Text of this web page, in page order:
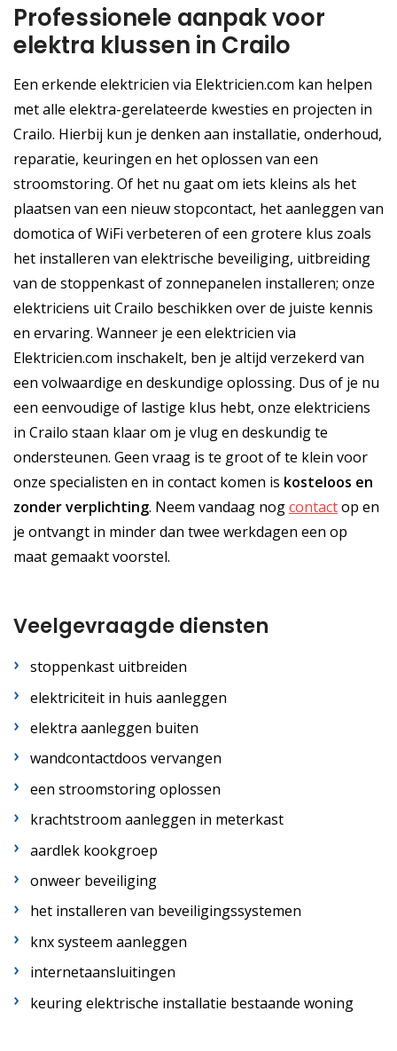
Professionele aanpak voor
elektra klussen in Crailo
Een erkende elektricien via Elektricien.com kan helpen
met alle elektra-gerelateerde kwesties en projecten in
Crailo. Hierbij kun je denken aan installatie, onderhoud,
reparatie, keuringen en het oplossen van een
stroomstoring. Of het nu gaat om iets kleins als het
plaatsen van een nieuw stopcontact, het aanleggen van
domotica of WiFi verbeteren of een grotere klus zoals
het installeren van elektrische beveiliging, uitbreiding
van de stoppenkast of zonnepanelen installeren; onze
elektriciens uit Crailo beschikken over de juiste kennis
en ervaring. Wanneer je een elektricien via
Elektricien.com inschakelt, ben je altijd verzekerd van
een volwaardige en deskundige oplossing. Dus of je nu
een eenvoudige of lastige klus hebt, onze elektriciens
in Crailo staan klaar om je vlug en deskundig te
ondersteunen. Geen vraag is te groot of te klein voor
onze specialisten en in contact komen is kosteloos en
zonder verplichting. Neem vandaag nogcontactop en
je ontvangt in minder dan twee werkdagen een op
maat gemaakt voorstel.
Veelgevraagde diensten
stoppenkast uitbreiden
elektriciteit in huis aanleggen
elektra aanleggen buiten
wandcontactdoos vervangen
een stroomstoring oplossen
krachtstroom aanleggen in meterkast
aardlek kookgroep
onweer beveiliging
het installeren van beveiligingssystemen
knx systeem aanleggen
internetaansluitingen
keuring elektrische installatie bestaande woning